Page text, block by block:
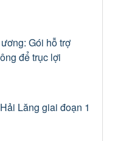
Gói hỗ trợ
để trục lợi
Lăng giai đoạn 1